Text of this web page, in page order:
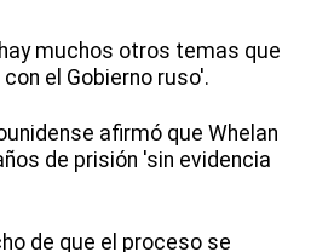
muchos otros temas que
el Gobierno ruso'.
afirmó que Whelan
de prisión 'sin evidencia
de que el proceso se